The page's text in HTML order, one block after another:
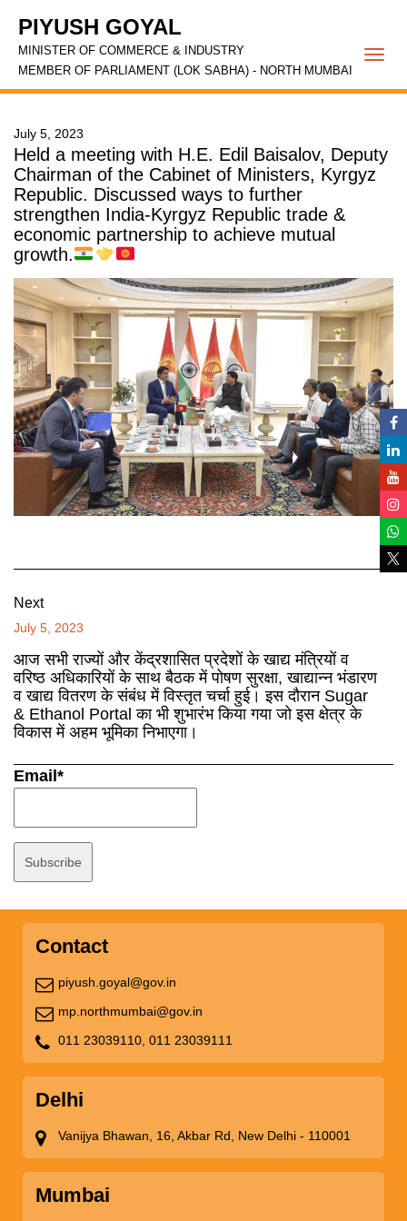
PIYUSH GOYAL
MINISTER OF COMMERCE & INDUSTRY
MEMBER OF PARLIAMENT (LOK SABHA) - NORTH MUMBAI
July 5, 2023
Held a meeting with H.E. Edil Baisalov, Deputy
Chairman of the Cabinet of Ministers, Kyrgyz
Republic. Discussed ways to further
strengthen India-Kyrgyz Republic trade &
economic partnership to achieve mutual
growth.
Next
July 5, 2023
आज सभी राज्यों और केंद्रशासित प्रदेशों के खाद्य मंत्रियों व
वरिष्ठ अधिकारियों के साथ बैठक में पोषण सुरक्षा, खाद्यान्न भंडारण
व खाद्य वितरण के संबंध में विस्तृत चर्चा हुई। इस दौरान Sugar
& Ethanol Portal का भी शुभारंभ किया गया जो इस क्षेत्र के
विकास में अहम भूमिका निभाएगा।
Email*
Contact
piyush.goyal@gov.in
mp.northmumbai@gov.in
011 23039110, 011 23039111
Delhi
Vanijya Bhawan, 16, Akbar Rd, New Delhi - 110001
Mumbai